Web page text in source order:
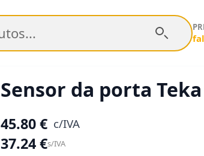
Sensor da porta Teka
45.80€ c/IVA
37.24€s/IVA